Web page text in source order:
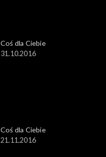
Coś dla Ciebie
31.10.2016
Coś dla Ciebie
21.11.2016